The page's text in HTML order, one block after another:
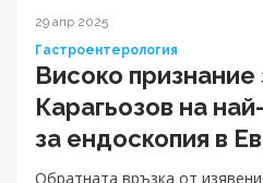
29 апр 2025
Гастроентерология
Високо признание
Карагьозов на
за ендоскопия в
Обратната връзка от